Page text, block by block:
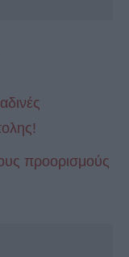
προορισμούς